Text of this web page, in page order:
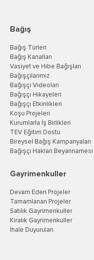
Bağış
Bağış Türleri
Bağış Kanalları
Vasiyet ve Hibe Bağışları
Bağışçılarımız
Bağışçı Videoları
Bağışçı Hikayeleri
Bağışçı Etkinlikleri
Koşu Projeleri
Kurumlarla İş Birlikleri
TEV Eğitim Dostu
Bireysel Bağış Kampanyaları
Bağışçı Hakları Beyannamesi
Gayrimenkuller
Devam Eden Projeler
Tamamlanan Projeler
Satılık Gayrimenkuller
Kiralık Gayrimenkuller
İhale Duyuruları